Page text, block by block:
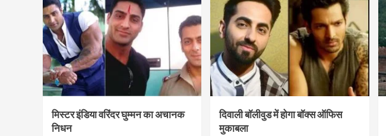
मिस्टर इंडिया वरिंदर घुम्मन का अचानक
निधन
दिवाली बॉलीवुड में होगा बॉक्स ऑफिस
मुकाबला